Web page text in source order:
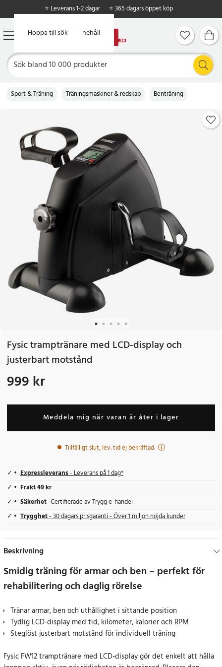
Hoppa till huvudinnehåll
Hoppa till sök
⭐ Leverans 1-2 dagar ⭐ 365 dagars öppet köp
Sport & Träning Träningsmaskiner & redskap Benträning
Fysic tramptränare med LCD-display och
justerbart motstånd
Pris:999 kr
999 kr
Meddela mig när varan är åter i lager
Tillfälligt slut, lev. tid ej bekräftad.
Expressleverans- Leverans på 1 dag*
Frakt 49 kr
Säkerhet- Certifierade av Trygg e-handel
Trygghet- 30 dagars prisgaranti - Över 1 miljon nöjda kunder
Beskrivning
Smidig träning för armar och ben – perfekt för
rehabilitering och daglig rörelse
Tränar armar, ben och uthållighet i sittande position
Tydlig LCD-display med tid, kilometer, kalorier och RPM
Steglöst justerbart motstånd för individuell träning
Fysic FW12 tramptränare med LCD-display gör det enkelt att hålla